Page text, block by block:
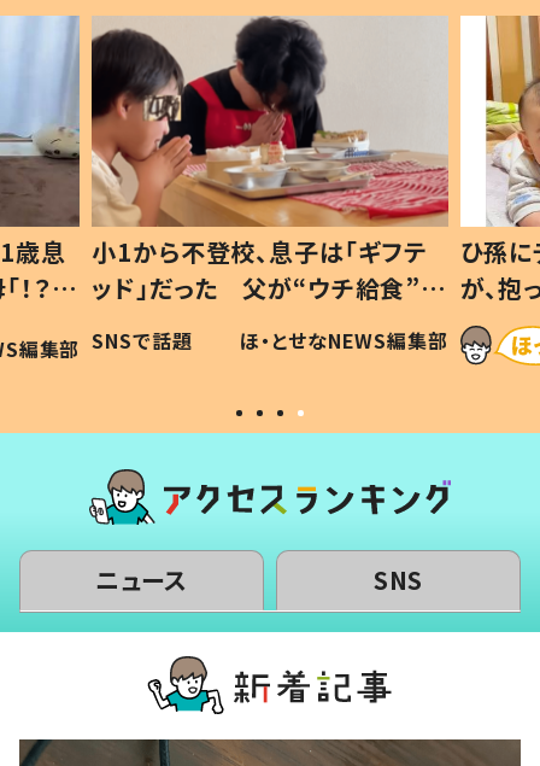
歳息
？」
編集部
小1から不登校、息子は「ギフテ
ッド」だった 父が“ウチ給食”を
作り続ける理由とは #令和の親
#令和の子
SNSで話題 ほ・とせなNEWS編集部
ひ孫
が、
「涙が
い」
ニュース SNS